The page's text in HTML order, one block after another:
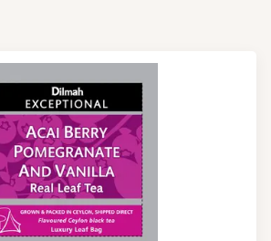
samenbrengt in elk kopje.